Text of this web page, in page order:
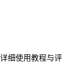
细使用教程与评